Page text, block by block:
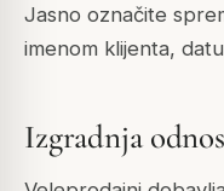
Jasno označite
imenom klijenta,
Izgradnja